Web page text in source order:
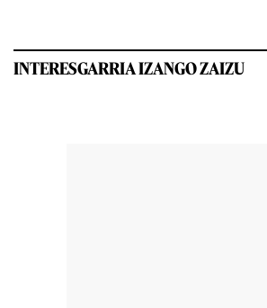
INTERESGARRIA IZANGO ZAIZU